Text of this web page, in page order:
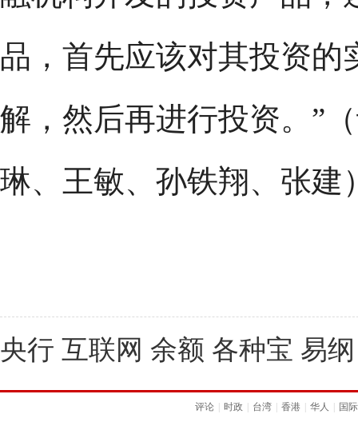
品，首先应该对其投资
解，然后再进行投资。”
琳、王敏、孙铁翔、张建
央行 互联网 余额 各种宝 易纲
评论 时政 台湾 香港 华人 国际